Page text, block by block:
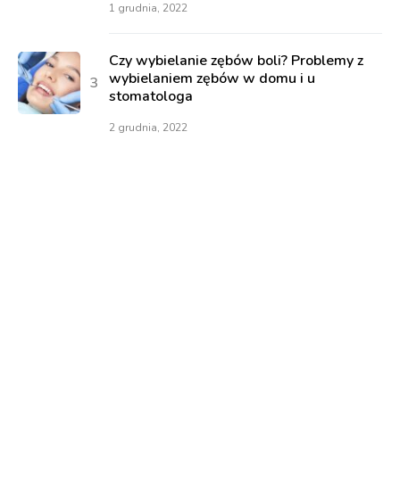
1 grudnia, 2022
Czy wybielanie zębów boli? Problemy z
wybielaniem zębów w domu i u
stomatologa
2 grudnia, 2022